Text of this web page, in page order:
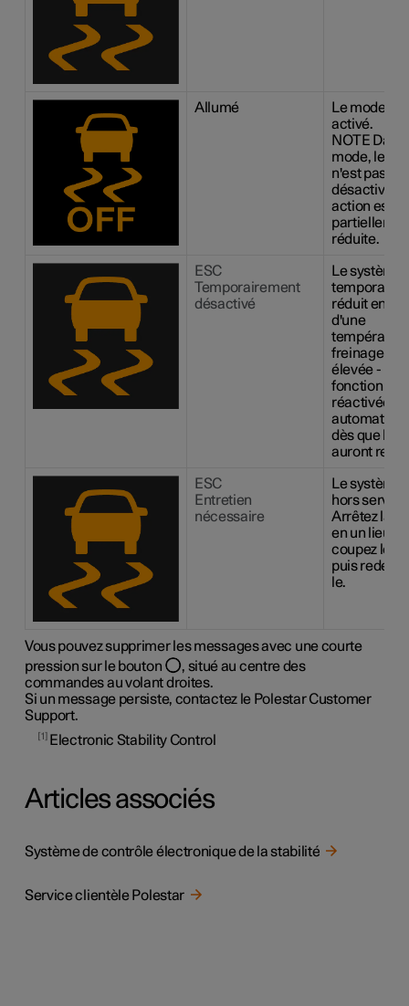
Allumé
Le mode
activé.
NOTE Dans
mode, le
n'est pas
désactivé,
action est
réduite.
ESC
Temporairement
désactivé
Le système
réduit en
d'une
freinage
élevée - la
fonction
réactivée
dès que les
auront
ESC
Entretien
nécessaire
Le système
hors
Arrêtez la
en un lieu
coupez le
puis
le.
Vous pouvez supprimer les messages avec une courte
pression sur le bouton
, situé au centre des
commandes au volant droites.
Si un message persiste, contactez le Polestar Customer
Support.
1 Electronic Stability Control
Articles associés
Système de contrôle électronique de la stabilité
Service clientèle Polestar